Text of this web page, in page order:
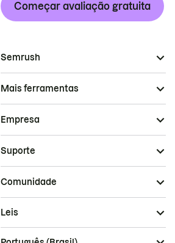
Começar avaliação gratuita
Semrush
Mais ferramentas
Empresa
Suporte
Comunidade
Leis